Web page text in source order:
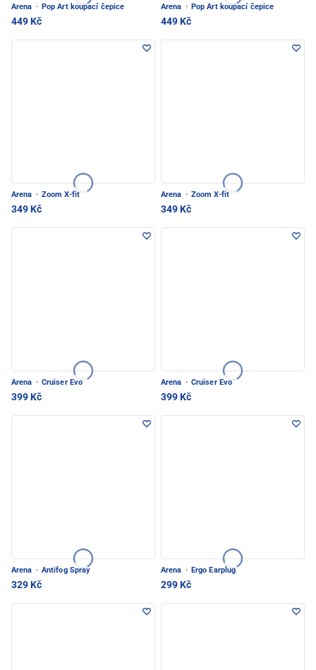
Arena · Pop Art koupací čepice
449 Kč
Arena · Pop Art koupací čepice
449 Kč
Arena · Zoom X-fit
349 Kč
Arena · Zoom X-fit
349 Kč
Arena · Cruiser Evo
399 Kč
Arena · Cruiser Evo
399 Kč
Arena · Antifog Spray
329 Kč
Arena · Ergo Earplug
299 Kč